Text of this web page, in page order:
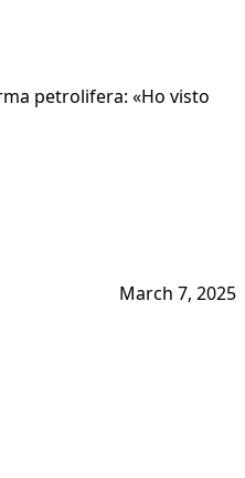
petrolifera: «Ho visto
March 7, 2025